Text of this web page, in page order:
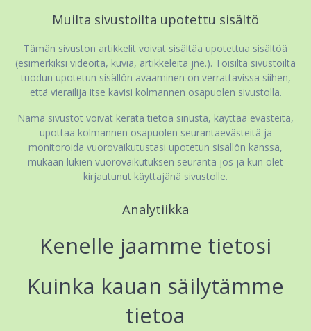
Muilta sivustoilta upotettu sisältö
Tämän sivuston artikkelit voivat sisältää upotettua sisältöä
(esimerkiksi videoita, kuvia, artikkeleita jne.). Toisilta sivustoilta
tuodun upotetun sisällön avaaminen on verrattavissa siihen,
että vierailija itse kävisi kolmannen osapuolen sivustolla.
Nämä sivustot voivat kerätä tietoa sinusta, käyttää evästeitä,
upottaa kolmannen osapuolen seurantaevästeitä ja
monitoroida vuorovaikutustasi upotetun sisällön kanssa,
mukaan lukien vuorovaikutuksen seuranta jos ja kun olet
kirjautunut käyttäjänä sivustolle.
Analytiikka
Kenelle jaamme tietosi
Kuinka kauan säilytämme
tietoa